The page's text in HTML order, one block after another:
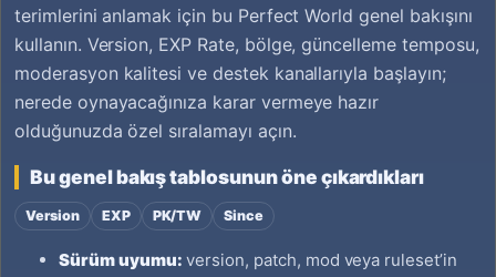
terimlerini anlamak için bu Perfect World genel bakışını
kullanın. Version, EXP Rate, bölge, güncelleme temposu,
moderasyon kalitesi ve destek kanallarıyla başlayın;
nerede oynayacağınıza karar vermeye hazır
olduğunuzda özel sıralamayı açın.
Bu genel bakış tablosunun öne çıkardıkları
Version EXP PK/TW Since
Sürüm uyumu: version, patch, mod veya ruleset’in